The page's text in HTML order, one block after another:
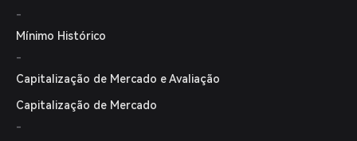
-
Mínimo Histórico
-
Capitalização de Mercado e Avaliação
Capitalização de Mercado
-